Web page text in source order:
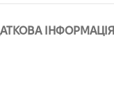
ІНФОРМАЦІЯ